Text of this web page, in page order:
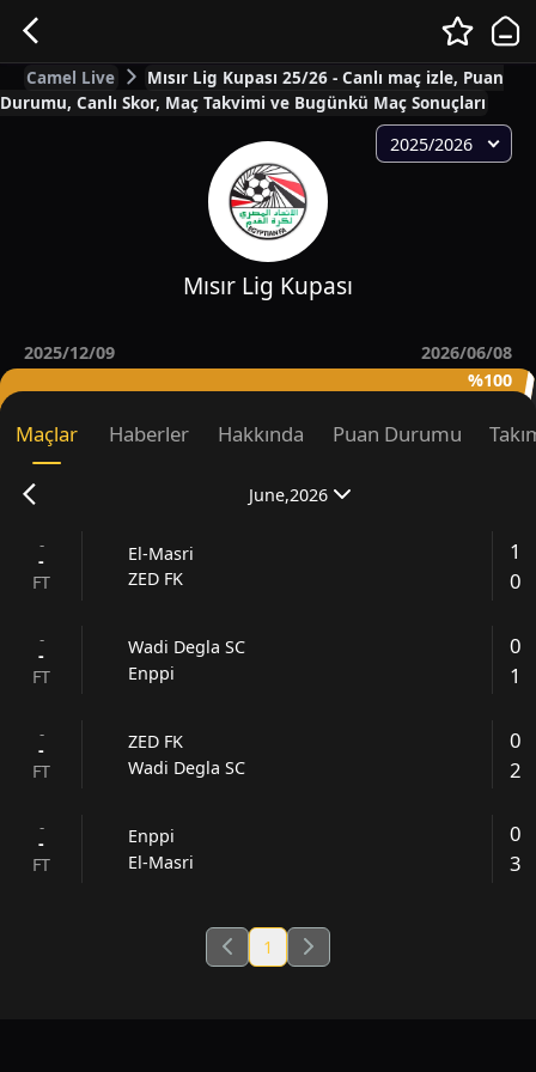
Camel Live
Mısır Lig Kupası 25/26 - Canlı maç izle, Puan
Durumu, Canlı Skor, Maç Takvimi ve Bugünkü Maç Sonuçları
2025/2026
Mısır Lig Kupası
2025/12/09
2026/06/08
%100
Maçlar Haberler Hakkında Puan Durumu
June,2026
-
-
FT
El-Masri
ZED FK
1
0
-
-
FT
Wadi Degla SC
Enppi
0
1
-
-
FT
ZED FK
Wadi Degla SC
0
2
-
-
FT
Enppi
El-Masri
0
3
1